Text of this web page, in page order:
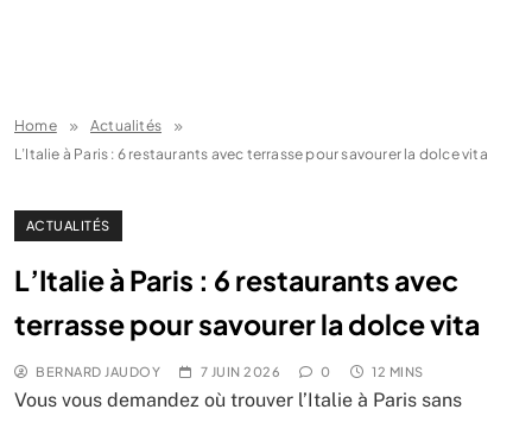
Home
Actualités
L’Italie à Paris : 6 restaurants avec terrasse pour savourer la dolce vita
ACTUALITÉS
L’Italie à Paris : 6 restaurants avec
terrasse pour savourer la dolce vita
BERNARD JAUDOY 7 JUIN 2026 0 12 MINS
Vous vous demandez où trouver l’Italie à Paris sans